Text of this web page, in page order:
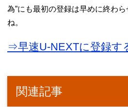
為”にも最初の登録は早めに終わ
ね。
⇒早速U-NEXTに登録す
関連記事